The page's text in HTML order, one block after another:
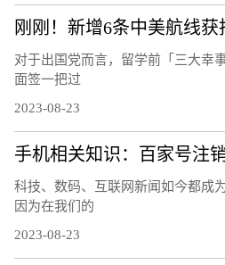
对于出国党而言，留学前「三大幸
面签一把过
2023-08-23
手机相关知识：百家号注
科技、数码、互联网新闻如今都成
因为在我们的
2023-08-23